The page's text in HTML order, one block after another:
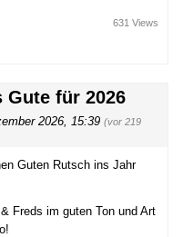
631 Views
Gute für 2026
2026, 15:39 (vor 219
Guten Rutsch ins Jahr
Freds im guten Ton und Art